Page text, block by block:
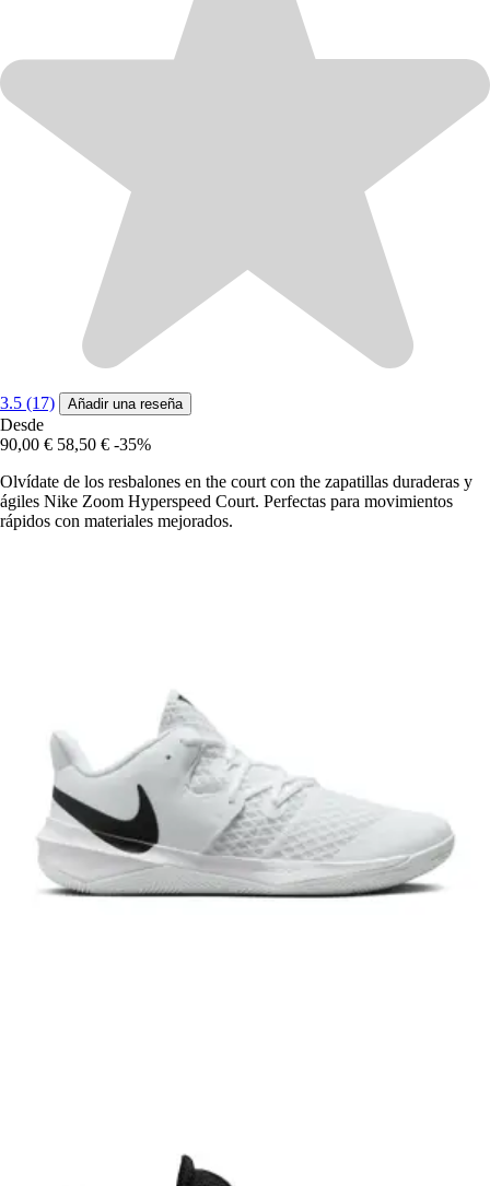
3.5 (17) Añadir una reseña
Desde
90,00 € 58,50 € -35%
Olvídate de los resbalones en the court con the zapatillas duraderas y
ágiles Nike Zoom Hyperspeed Court. Perfectas para movimientos
rápidos con materiales mejorados.